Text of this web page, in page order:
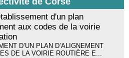
d'un plan
aux codes de la voirie
D’UN PLAN D’ALIGNEMENT
DE LA VOIRIE ROUTIÈRE E...